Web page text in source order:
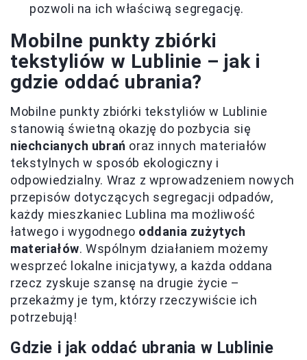
pozwoli na ich właściwą segregację.
Mobilne punkty zbiórki
tekstyliów w Lublinie – jak i
gdzie oddać ubrania?
Mobilne punkty zbiórki tekstyliów w Lublinie
stanowią świetną okazję do pozbycia się
niechcianych ubrań oraz innych materiałów
tekstylnych w sposób ekologiczny i
odpowiedzialny. Wraz z wprowadzeniem nowych
przepisów dotyczących segregacji odpadów,
każdy mieszkaniec Lublina ma możliwość
łatwego i wygodnego oddania zużytych
materiałów. Wspólnym działaniem możemy
wesprzeć lokalne inicjatywy, a każda oddana
rzecz zyskuje szansę na drugie życie –
przekażmy je tym, którzy rzeczywiście ich
potrzebują!
Gdzie i jak oddać ubrania w Lublinie